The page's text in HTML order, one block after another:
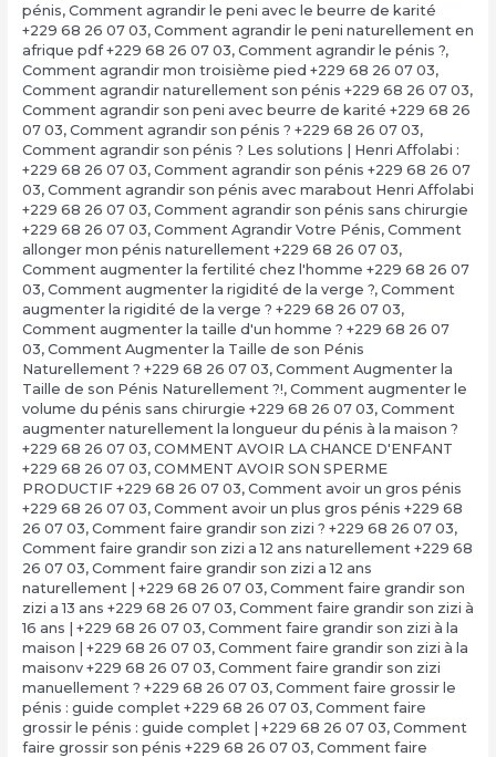
pénis, Comment agrandir le peni avec le beurre de karité
+229 68 26 07 03, Comment agrandir le peni naturellement en
afrique pdf +229 68 26 07 03, Comment agrandir le pénis ?,
Comment agrandir mon troisième pied +229 68 26 07 03,
Comment agrandir naturellement son pénis +229 68 26 07 03,
Comment agrandir son peni avec beurre de karité +229 68 26
07 03, Comment agrandir son pénis ? +229 68 26 07 03,
Comment agrandir son pénis ? Les solutions | Henri Affolabi :
+229 68 26 07 03, Comment agrandir son pénis +229 68 26 07
03, Comment agrandir son pénis avec marabout Henri Affolabi
+229 68 26 07 03, Comment agrandir son pénis sans chirurgie
+229 68 26 07 03, Comment Agrandir Votre Pénis, Comment
allonger mon pénis naturellement +229 68 26 07 03,
Comment augmenter la fertilité chez l'homme +229 68 26 07
03, Comment augmenter la rigidité de la verge ?, Comment
augmenter la rigidité de la verge ? +229 68 26 07 03,
Comment augmenter la taille d'un homme ? +229 68 26 07
03, Comment Augmenter la Taille de son Pénis
Naturellement ? +229 68 26 07 03, Comment Augmenter la
Taille de son Pénis Naturellement ?!, Comment augmenter le
volume du pénis sans chirurgie +229 68 26 07 03, Comment
augmenter naturellement la longueur du pénis à la maison ?
+229 68 26 07 03, COMMENT AVOIR LA CHANCE D'ENFANT
+229 68 26 07 03, COMMENT AVOIR SON SPERME
PRODUCTIF +229 68 26 07 03, Comment avoir un gros pénis
+229 68 26 07 03, Comment avoir un plus gros pénis +229 68
26 07 03, Comment faire grandir son zizi ? +229 68 26 07 03,
Comment faire grandir son zizi a 12 ans naturellement +229 68
26 07 03, Comment faire grandir son zizi a 12 ans
naturellement | +229 68 26 07 03, Comment faire grandir son
zizi a 13 ans +229 68 26 07 03, Comment faire grandir son zizi à
16 ans | +229 68 26 07 03, Comment faire grandir son zizi à la
maison | +229 68 26 07 03, Comment faire grandir son zizi à la
maisonv +229 68 26 07 03, Comment faire grandir son zizi
manuellement ? +229 68 26 07 03, Comment faire grossir le
pénis : guide complet +229 68 26 07 03, Comment faire
grossir le pénis : guide complet | +229 68 26 07 03, Comment
faire grossir son pénis +229 68 26 07 03, Comment faire